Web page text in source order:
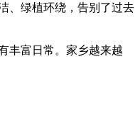
、绿植环绕，告别了过去
丰富日常。家乡越来越